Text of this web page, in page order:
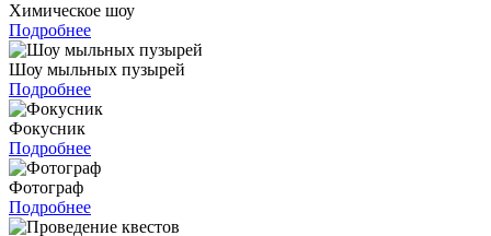
Химическое шоу
Подробнее
Шоу мыльных пузырей
Подробнее
Фокусник
Подробнее
Фотограф
Подробнее